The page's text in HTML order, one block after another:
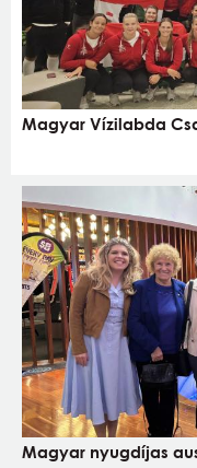
Magyar Vízilabda
Magyar nyugdíjas